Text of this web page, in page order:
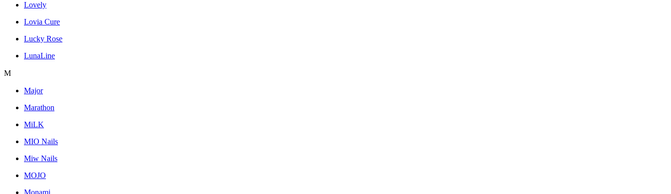
Lovely
Lovia Cure
Lucky Rose
LunaLine
M
Major
Marathon
MiLK
MIO Nails
Miw Nails
MOJO
Monami